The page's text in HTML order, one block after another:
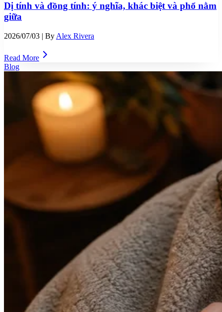
Dị tính và đồng tính: ý nghĩa, khác biệt và phổ nằm
giữa
2026/07/03 | By Alex Rivera
Read More
Blog